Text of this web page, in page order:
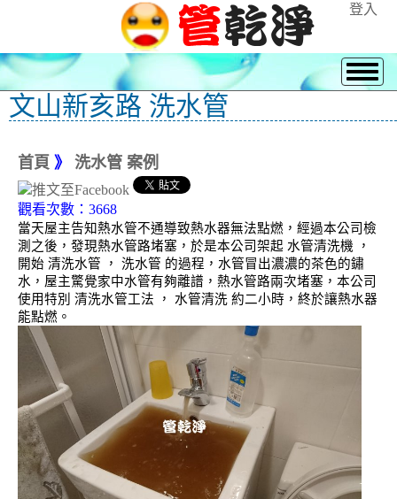
登入
文山新亥路 洗水管
首頁 》 洗水管 案例
觀看次數：3668
當天屋主告知熱水管不通導致熱水器無法點燃，經過本公司檢
測之後，發現熱水管路堵塞，於是本公司架起 水管清洗機 ，
開始 清洗水管 ， 洗水管 的過程，水管冒出濃濃的茶色的鏽
水，屋主驚覺家中水管有夠離譜，熱水管路兩次堵塞，本公司
使用特別 清洗水管工法 ， 水管清洗 約二小時，終於讓熱水器
能點燃。